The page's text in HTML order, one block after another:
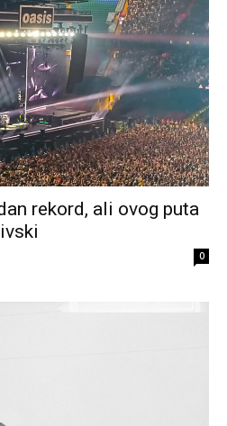
rekord, ali ovog puta
0